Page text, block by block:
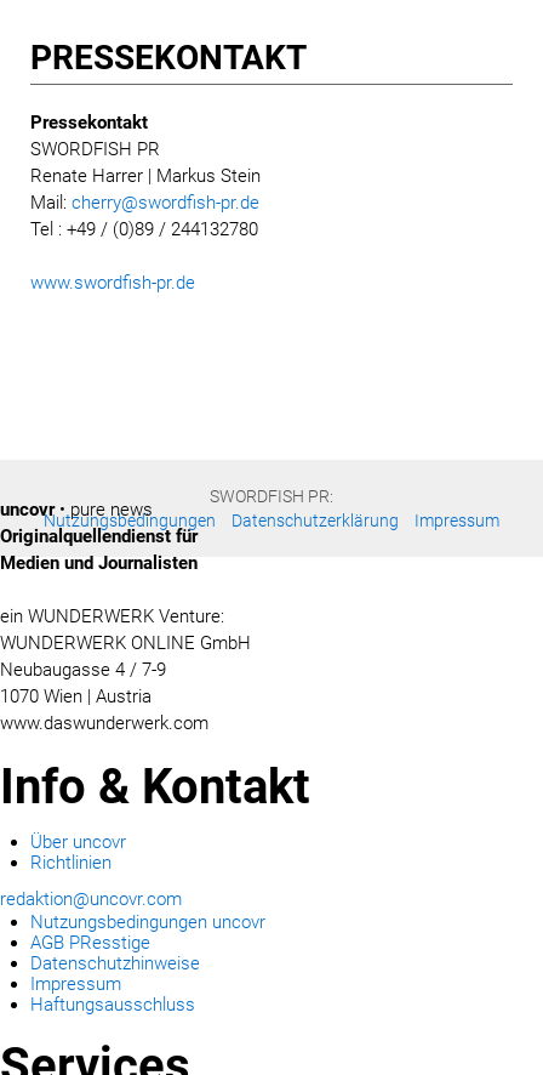
PRESSE­KONTAKT
Pressekontakt
SWORDFISH PR
Renate Harrer | Markus Stein
Mail: cherry@swordfish-pr.de
Tel : +49 / (0)89 / 244132780
www.swordfish-pr.de
SWORDFISH PR:
Nutzungsbedingungen
Datenschutzerklärung Impressum
uncovr• pure news
Originalquellendienst für
Medien und Journalisten
ein WUNDERWERK Venture:
WUNDERWERK ONLINE GmbH
Neubaugasse 4 / 7-9
1070 Wien | Austria
www.daswunderwerk.com
Info & Kontakt
Über uncovr
Richtlinien
redaktion@uncovr.com
Nutzungsbedingungen uncovr
AGB PResstige
Datenschutzhinweise
Impressum
Haftungsausschluss